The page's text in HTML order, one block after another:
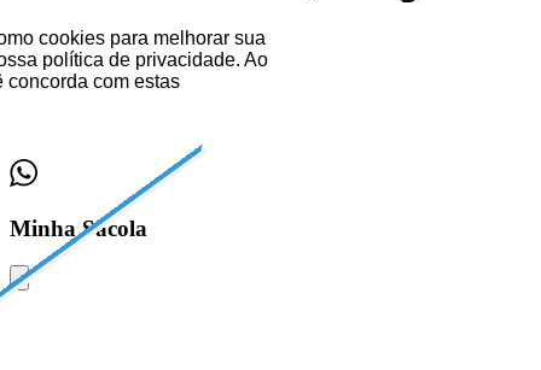
cookies para melhorar sua
política de privacidade. Ao
concorda com estas
Minha Sacola